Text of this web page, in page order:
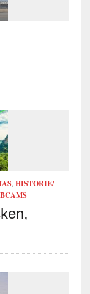
, HISTORIE/